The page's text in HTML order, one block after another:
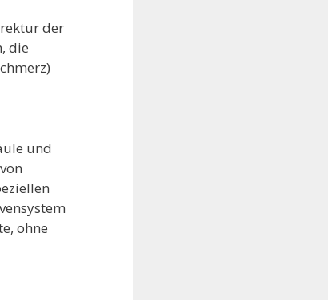
der
die
und
ohne